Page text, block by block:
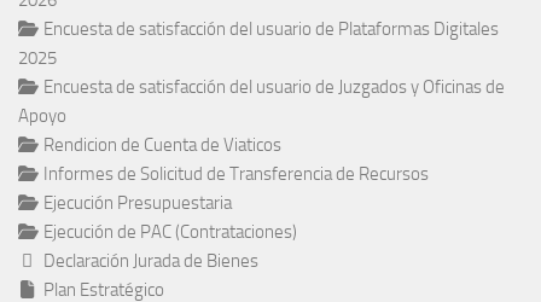
Encuesta de satisfacción del usuario de Plataformas Digitales
2025
Encuesta de satisfacción del usuario de Juzgados y Oficinas de
Apoyo
Rendicion de Cuenta de Viaticos
Informes de Solicitud de Transferencia de Recursos
Ejecución Presupuestaria
Ejecución de PAC (Contrataciones)
Declaración Jurada de Bienes
Plan Estratégico